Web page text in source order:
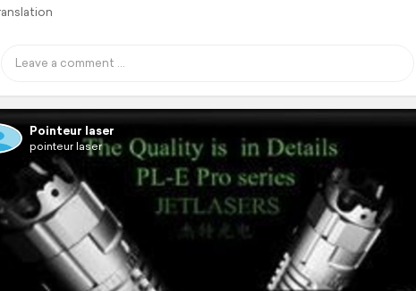
Pointeur laser
pointeur laser